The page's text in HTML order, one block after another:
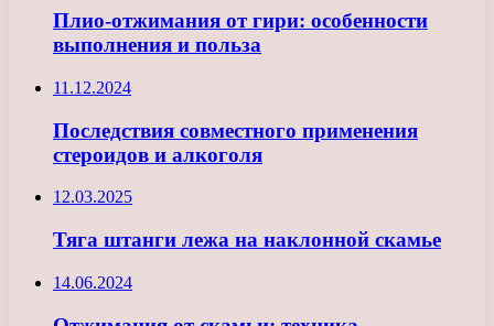
Плио-отжимания от гири: особенности
выполнения и польза
11.12.2024
Последствия совместного применения
стероидов и алкоголя
12.03.2025
Тяга штанги лежа на наклонной скамье
14.06.2024